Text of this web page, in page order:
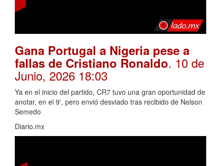
Gana Portugal a Nigeria pese a
fallas de Cristiano Ronaldo. 10 de
Junio, 2026 18:03
Ya en el inicio del partido, CR7 tuvo una gran oportunidad de
anotar, en el 9', pero envió desviado tras recibido de Nelson
Semedo
Diario.mx